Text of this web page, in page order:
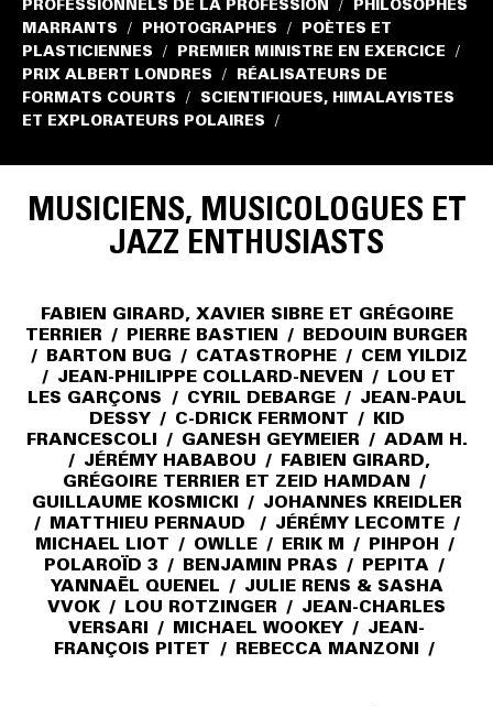
PROFESSIONNELS DE LA PROFESSION
/
PHILOSOPHES
MARRANTS
/ PHOTOGRAPHES /
POÈTES ET
PLASTICIENNES
/ PREMIER MINISTRE EN EXERCICE /
PRIX ALBERT LONDRES /
RÉALISATEURS DE
FORMATS COURTS
/
SCIENTIFIQUES, HIMALAYISTES
ET EXPLORATEURS POLAIRES
/
MUSICIENS, MUSICOLOGUES ET
JAZZ ENTHUSIASTS
FABIEN GIRARD, XAVIER SIBRE ET GRÉGOIRE
TERRIER / PIERRE BASTIEN / BEDOUIN BURGER
/ BARTON BUG / CATASTROPHE / CEM YILDIZ
/ JEAN-PHILIPPE COLLARD-NEVEN / LOU ET
LES GARÇONS / CYRIL DEBARGE / JEAN-PAUL
DESSY / C-DRICK FERMONT / KID
FRANCESCOLI / GANESH GEYMEIER / ADAM H.
/ JÉRÉMY HABABOU / FABIEN GIRARD,
GRÉGOIRE TERRIER ET ZEID HAMDAN /
GUILLAUME KOSMICKI / JOHANNES KREIDLER
/ MATTHIEU PERNAUD / JÉRÉMY LECOMTE /
MICHAEL LIOT / OWLLE / ERIK M / PIHPOH /
POLAROÏD 3 / BENJAMIN PRAS / PEPITA /
YANNAËL QUENEL / JULIE RENS & SASHA
VVOK / LOU ROTZINGER / JEAN-CHARLES
VERSARI / MICHAEL WOOKEY / JEAN-
FRANÇOIS PITET / REBECCA MANZONI /